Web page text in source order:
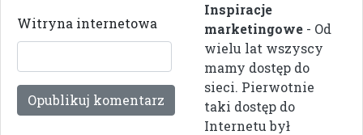
Witryna internetowa
Inspiracje
marketingowe - Od
wielu lat wszyscy
mamy dostęp do
sieci. Pierwotnie
taki dostęp do
Internetu był